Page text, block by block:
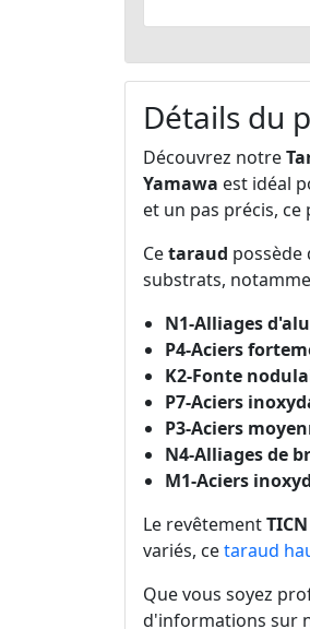
Détails du
Découvrez notre
Yamawa est idéal
et un pas précis,
Cetaraud possède
substrats,
N1-Alliages
P4-Aciers
K2-Fonte
P7-Aciers
P3-Aciers
N4-Alliages de
M1-Aciers
Le revêtementTICN
variés, cetaraud
Que vous soyez
d'informations sur